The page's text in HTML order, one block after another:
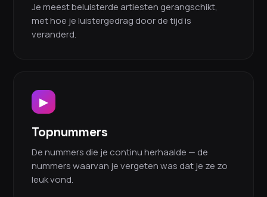
Je meest beluisterde artiesten gerangschikt,
met hoe je luistergedrag door de tijd is
veranderd.
▶
Topnummers
De nummers die je continu herhaalde — de
nummers waarvan je vergeten was dat je ze zo
leuk vond.